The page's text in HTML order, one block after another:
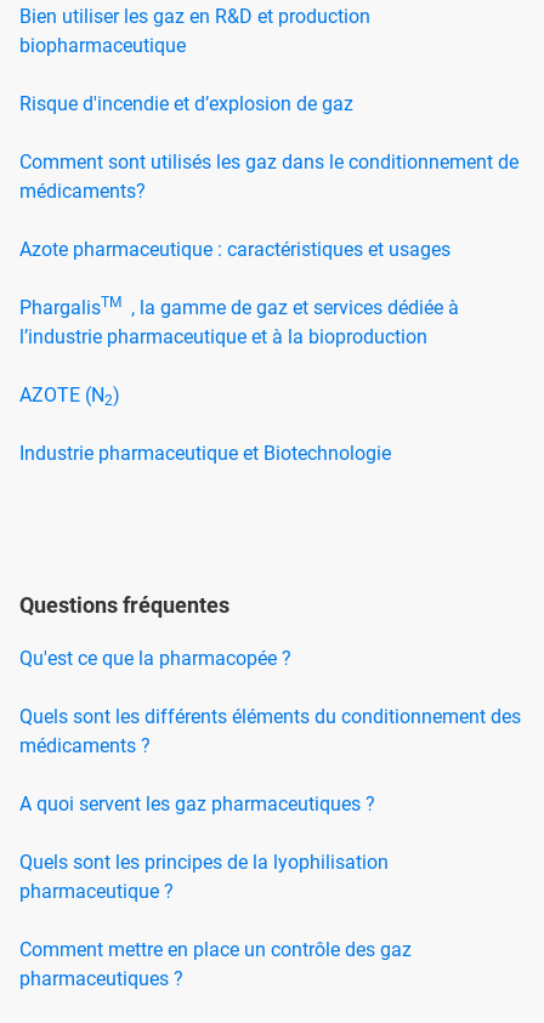
Bien utiliser les gaz en R&D et production
biopharmaceutique
Risque d'incendie et d’explosion de gaz
Comment sont utilisés les gaz dans le conditionnement de
médicaments?
Azote pharmaceutique : caractéristiques et usages
PhargalisTM
, la gamme de gaz et services dédiée à
l’industrie pharmaceutique et à la bioproduction
AZOTE (N2)
Industrie pharmaceutique et Biotechnologie
Questions fréquentes
Qu'est ce que la pharmacopée ?
Quels sont les différents éléments du conditionnement des
médicaments ?
A quoi servent les gaz pharmaceutiques ?
Quels sont les principes de la lyophilisation
pharmaceutique ?
Comment mettre en place un contrôle des gaz
pharmaceutiques ?